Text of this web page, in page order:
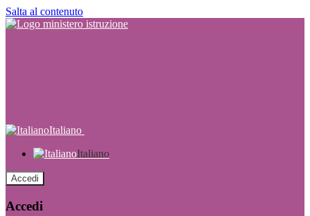
Salta al contenuto
Italiano
Italiano
Accedi
Accedi